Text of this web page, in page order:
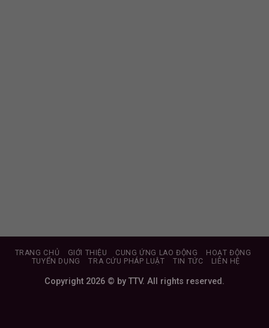
TRANG CHỦ GIỚI THIỆU CUNG ỨNG LAO ĐỘNG
HOẠT ĐỘNG
TUYỂN DỤNG
TRA CỨU PHÁP LUẬT TIN TỨC LIÊN HỆ
Copyright 2026 © by TTV. All rights reserved.